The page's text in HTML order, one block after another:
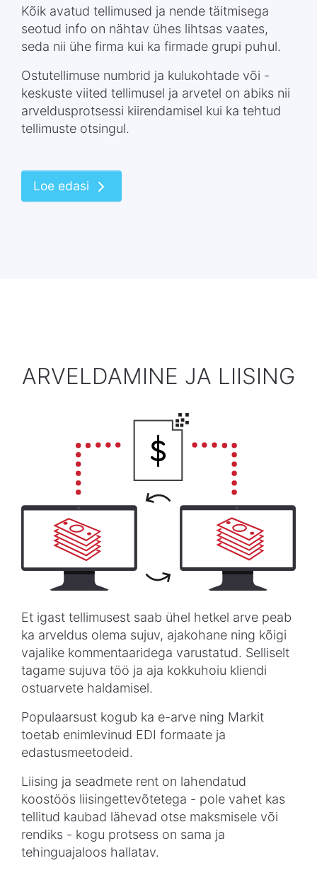
Kõik avatud tellimused ja nende täitmisega
seotud info on nähtav ühes lihtsas vaates,
seda nii ühe firma kui ka firmade grupi puhul.
Ostutellimuse numbrid ja kulukohtade või -
keskuste viited tellimusel ja arvetel on abiks nii
arveldusprotsessi kiirendamisel kui ka tehtud
tellimuste otsingul.
Loe edasi
ARVELDAMINE JA LIISING
Et igast tellimusest saab ühel hetkel arve peab
ka arveldus olema sujuv, ajakohane ning kõigi
vajalike kommentaaridega varustatud. Selliselt
tagame sujuva töö ja aja kokkuhoiu kliendi
ostuarvete haldamisel.
Populaarsust kogub ka e-arve ning Markit
toetab enimlevinud EDI formaate ja
edastusmeetodeid.
Liising ja seadmete rent on lahendatud
koostöös liisingettevõtetega - pole vahet kas
tellitud kaubad lähevad otse maksmisele või
rendiks - kogu protsess on sama ja
tehinguajaloos hallatav.